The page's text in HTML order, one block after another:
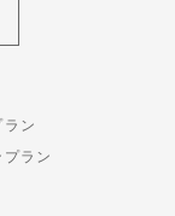
ン
ラン